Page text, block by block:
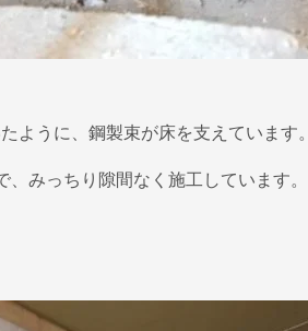
ように、鋼製束が床を支えています。
、みっちり隙間なく施工しています。